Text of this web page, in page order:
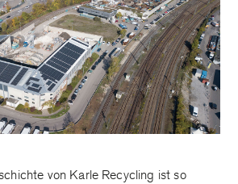
von Karle Recycling ist so